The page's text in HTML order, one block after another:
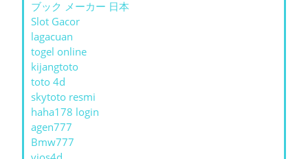
ブック メーカー 日本
Slot Gacor
lagacuan
togel online
kijangtoto
toto 4d
skytoto resmi
haha178 login
agen777
Bmw777